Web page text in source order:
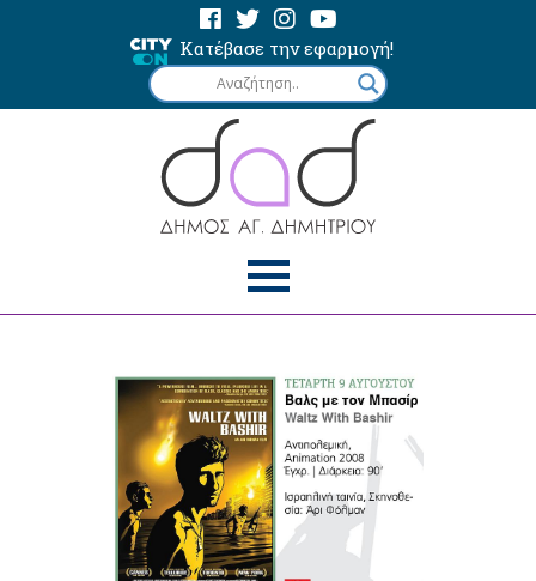
Κατέβασε την εφαρμογή!